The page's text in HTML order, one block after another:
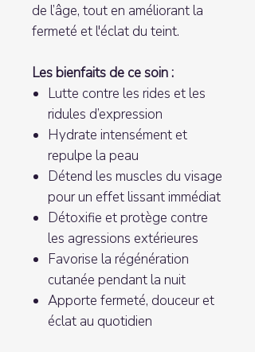
de l’âge, tout en améliorant la
fermeté et l'éclat du teint.
Les bienfaits de ce soin :
Lutte contre les rides et les
ridules d’expression
Hydrate intensément et
repulpe la peau
Détend les muscles du visage
pour un effet lissant immédiat
Détoxifie et protège contre
les agressions extérieures
Favorise la régénération
cutanée pendant la nuit
Apporte fermeté, douceur et
éclat au quotidien